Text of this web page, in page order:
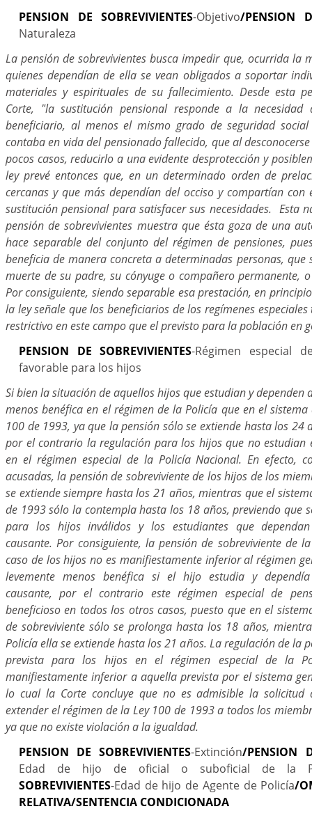
PENSION DE SOBREVIVIENTES-Objetivo/PENSION
Naturaleza
La pensión de sobrevivientes busca impedir que, ocurrida la
quienes dependían de ella se vean obligados a soportar
materiales y espirituales de su fallecimiento. Desde esta
Corte, "la sustitución pensional responde a la
beneficiario, al menos el mismo grado de seguridad
contaba en vida del pensionado fallecido, que al
pocos casos, reducirlo a una evidente desprotección y
ley prevé entonces que, en un determinado orden de
cercanas y que más dependían del occiso y compartían
sustitución pensional para satisfacer sus necesidades. Esta
pensión de sobrevivientes muestra que ésta goza de una
hace separable del conjunto del régimen de pensiones,
beneficia de manera concreta a determinadas personas, que
muerte de su padre, su cónyuge o compañero permanente,
Por consiguiente, siendo separable esa prestación, en
la ley señale que los beneficiarios de los regímenes
restrictivo en este campo que el previsto para la población en
PENSION DE SOBREVIVIENTES-Régimen especial
favorable para los hijos
Si bien la situación de aquellos hijos que estudian y dependen
menos benéfica en el régimen de la Policía que en el sistema
100 de 1993, ya que la pensión sólo se extiende hasta los 24
por el contrario la regulación para los hijos que no estudian
en el régimen especial de la Policía Nacional. En efecto,
acusadas, la pensión de sobreviviente de los hijos de los
se extiende siempre hasta los 21 años, mientras que el
de 1993 sólo la contempla hasta los 18 años, previendo que
para los hijos inválidos y los estudiantes que dependan
causante. Por consiguiente, la pensión de sobreviviente de
caso de los hijos no es manifiestamente inferior al régimen
levemente menos benéfica si el hijo estudia y
causante, por el contrario este régimen especial de
beneficioso en todos los otros casos, puesto que en el
de sobreviviente sólo se prolonga hasta los 18 años,
Policía ella se extiende hasta los 21 años. La regulación de la
prevista para los hijos en el régimen especial de la
manifiestamente inferior a aquella prevista por el sistema
lo cual la Corte concluye que no es admisible la solicitud
extender el régimen de la Ley 100 de 1993 a todos los
ya que no existe violación a la igualdad.
PENSION DE SOBREVIVIENTES-Extinción/PENSION
Edad de hijo de oficial o suboficial de la
SOBREVIVIENTES-Edad de hijo de Agente de Policía/
RELATIVA/SENTENCIA CONDICIONADA